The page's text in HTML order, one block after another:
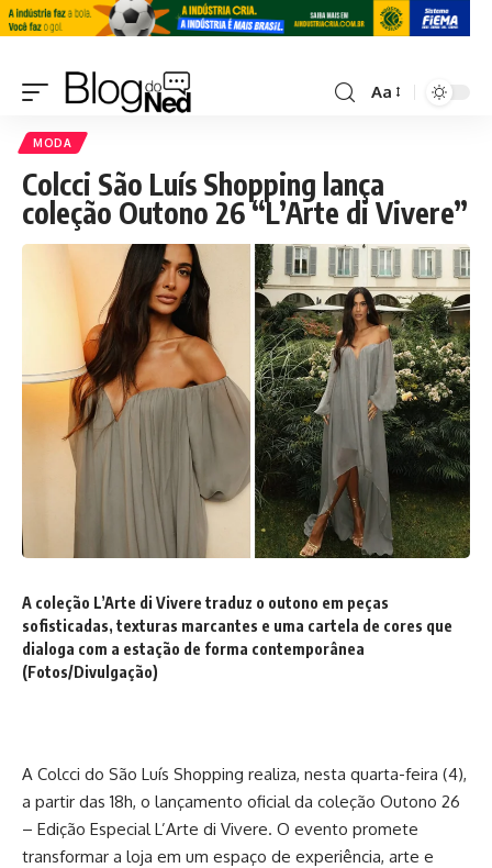
Aa
MODA
Colcci São Luís Shopping lança
coleção Outono 26 “L’Arte di Vivere”
A coleção L’Arte di Vivere traduz o outono em peças
sofisticadas, texturas marcantes e uma cartela de cores que
dialoga com a estação de forma contemporânea
(Fotos/Divulgação)
A Colcci do São Luís Shopping realiza, nesta quarta-feira (4),
a partir das 18h, o lançamento oficial da coleção Outono 26
– Edição Especial L’Arte di Vivere. O evento promete
transformar a loja em um espaço de experiência, arte e